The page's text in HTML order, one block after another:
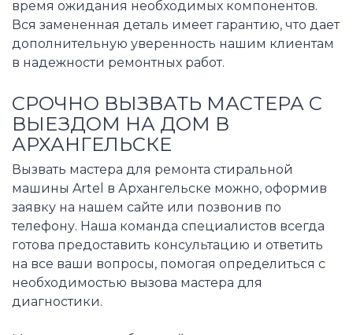
время ожидания необходимых компонентов.
Вся замененная деталь имеет гарантию, что дает
дополнительную уверенность нашим клиентам
в надежности ремонтных работ.
СРОЧНО ВЫЗВАТЬ МАСТЕРА С
ВЫЕЗДОМ НА ДОМ В
АРХАНГЕЛЬСКЕ
Вызвать мастера для ремонта стиральной
машины Artel в Архангельске можно, оформив
заявку на нашем сайте или позвонив по
телефону. Наша команда специалистов всегда
готова предоставить консультацию и ответить
на все ваши вопросы, помогая определиться с
необходимостью вызова мастера для
диагностики.